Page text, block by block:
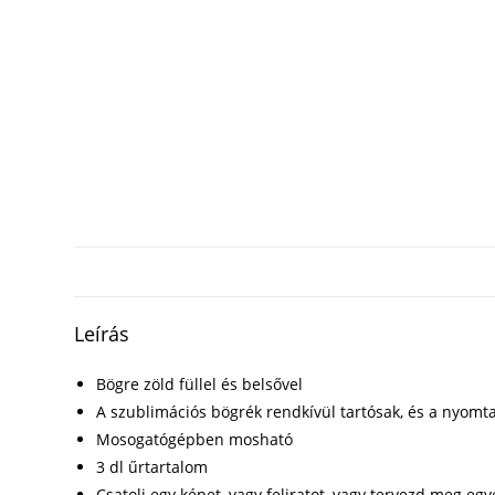
Leírás
Bögre zöld füllel és belsővel
A szublimációs bögrék rendkívül tartósak, és a
Mosogatógépben mosható
3 dl űrtartalom